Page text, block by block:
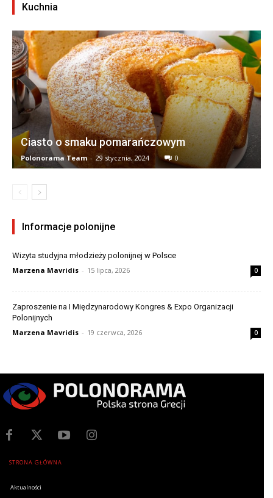
Kuchnia
Ciasto o smaku pomarańczowym
Polonorama Team - 29 stycznia, 2024 0
Informacje polonijne
Wizyta studyjna młodzieży polonijnej w Polsce
Marzena Mavridis - 15 lipca, 2026 0
Zaproszenie na I Międzynarodowy Kongres & Expo Organizacji
Polonijnych
Marzena Mavridis - 19 czerwca, 2026 0
STRONA GŁÓWNA
Aktualności